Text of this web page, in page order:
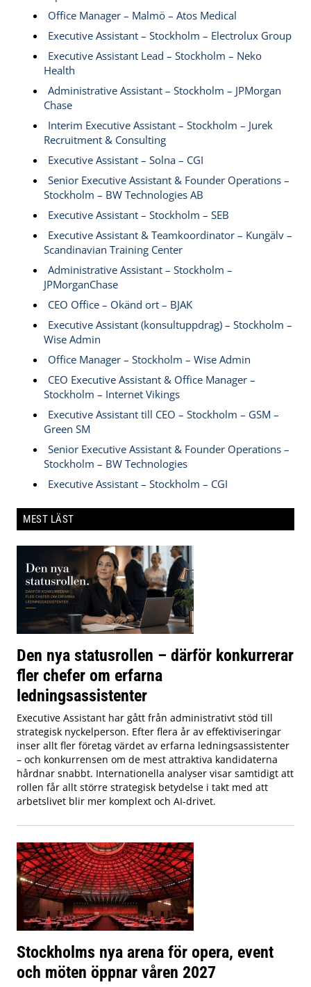
Office Manager – Malmö – Atos Medical
Executive Assistant – Stockholm – Electrolux Group
Executive Assistant Lead – Stockholm – Neko
Health
Administrative Assistant – Stockholm – JPMorgan
Chase
Interim Executive Assistant – Stockholm – Jurek
Recruitment & Consulting
Executive Assistant – Solna – CGI
Senior Executive Assistant & Founder Operations –
Stockholm – BW Technologies AB
Executive Assistant – Stockholm – SEB
Executive Assistant & Teamkoordinator – Kungälv –
Scandinavian Training Center
Administrative Assistant – Stockholm –
JPMorganChase
CEO Office – Okänd ort – BJAK
Executive Assistant (konsultuppdrag) – Stockholm –
Wise Admin
Office Manager – Stockholm – Wise Admin
CEO Executive Assistant & Office Manager –
Stockholm – Internet Vikings
Executive Assistant till CEO – Stockholm – GSM –
Green SM
Senior Executive Assistant & Founder Operations –
Stockholm – BW Technologies
Executive Assistant – Stockholm – CGI
MEST LÄST
Den nya statusrollen – därför konkurrerar
fler chefer om erfarna
ledningsassistenter
Executive Assistant har gått från administrativt stöd till
strategisk nyckelperson. Efter flera år av effektiviseringar
inser allt fler företag värdet av erfarna ledningsassistenter
– och konkurrensen om de mest attraktiva kandidaterna
hårdnar snabbt. Internationella analyser visar samtidigt att
rollen får allt större strategisk betydelse i takt med att
arbetslivet blir mer komplext och AI-drivet.
Stockholms nya arena för opera, event
och möten öppnar våren 2027